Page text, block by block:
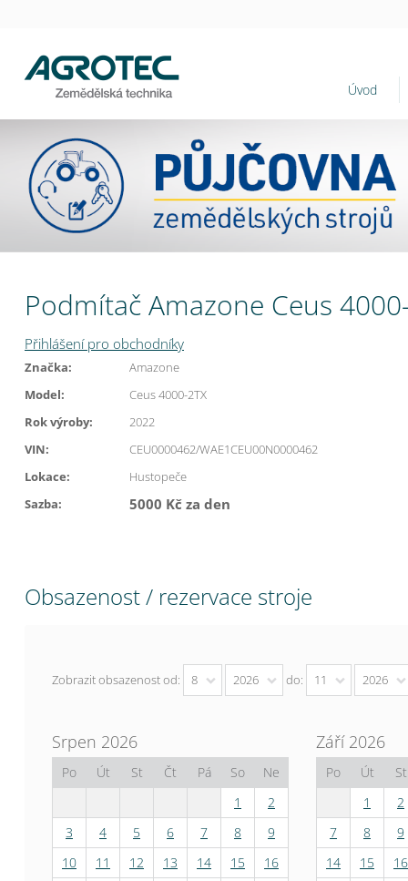
Úvod
Podmítač Amazone Ceus
Přihlášení pro obchodníky
Značka:
Amazone
Model:
Ceus 4000-2TX
Rok výroby:
2022
VIN:
CEU0000462/WAE1CEU00N0000462
Lokace:
Hustopeče
Sazba:
5000 Kč za den
Obsazenost / rezervace stroje
Zobrazit obsazenost od: 8 2026 do: 11 2026
Srpen 2026
Po Út St Čt Pá So
Ne
1
2
3
4 5 6 7 8
9
10
11 12 13 14 15
16
Září 2026
Po Út
St
1
2
7
8
9
14
15
16